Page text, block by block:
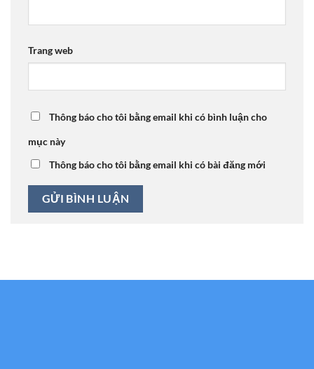
Trang web
Thông báo cho tôi bằng email khi có bình luận cho
mục này
Thông báo cho tôi bằng email khi có bài đăng mới